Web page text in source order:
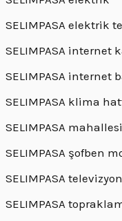
SELIMPASA elektrik
SELIMPASA internet
SELIMPASA internet
SELIMPASA klima
SELIMPASA
SELIMPASA şofben
SELIMPASA
SELIMPASA